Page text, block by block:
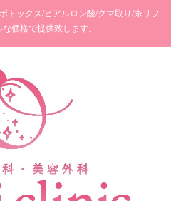
トックス/ヒアルロン酸/クマ取り/糸リフ
価格で提供致します。